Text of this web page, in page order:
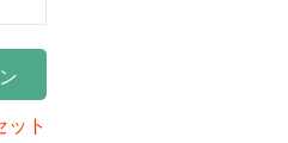
ット